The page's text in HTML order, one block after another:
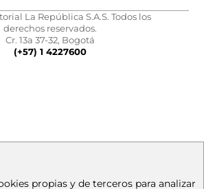
La República S.A.S. Todos los
derechos reservados.
Cr. 13a 37-32, Bogotá
(+57) 1 4227600
propias y de terceros para analizar